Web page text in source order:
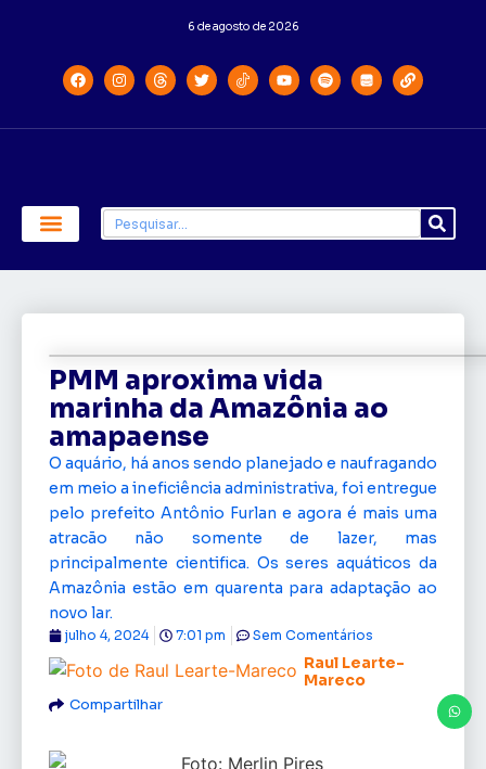
6 de agosto de 2026
PMM aproxima vida
marinha da Amazônia ao
amapaense
O aquário, há anos sendo planejado e naufragando
em meio a ineficiência administrativa, foi entregue
pelo prefeito Antônio Furlan e agora é mais uma
atracão não somente de lazer, mas
principalmente cientifica. Os seres aquáticos da
Amazônia estão em quarenta para adaptação ao
novo lar.
Raul Learte-
Mareco
julho 4, 2024 7:01 pm Sem Comentários
Compartilhar